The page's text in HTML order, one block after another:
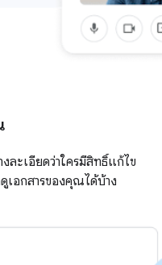
ละเอียดว่าใครมีสิทธิ์แก้ไข
เอกสารของคุณได้บ้าง